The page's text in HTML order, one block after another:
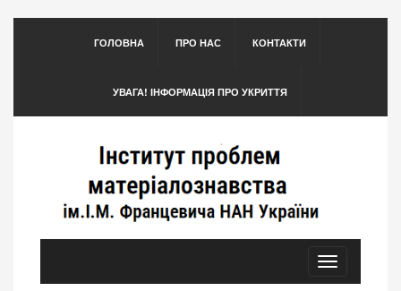
ГОЛОВНА ПРО НАС КОНТАКТИ
УВАГА! ІНФОРМАЦІЯ ПРО УКРИТТЯ
Toggle
navigation